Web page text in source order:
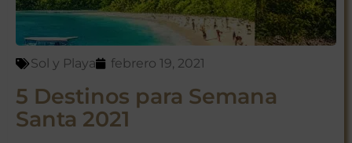
Sol y Playa febrero 19, 2021
5 Destinos para Semana
Santa 2021
ofertas exclusivas y consejos de
viaje directamente en tu bandeja
de entrada.
¡Suscríbete y empieza a explorar
México con nosotros!